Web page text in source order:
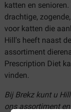
katten en
drachtige,
voor katten die
Hill's heeft naast
assortiment
Prescription Diet
vinden.
Bij Brekz kunt u
ons assortiment